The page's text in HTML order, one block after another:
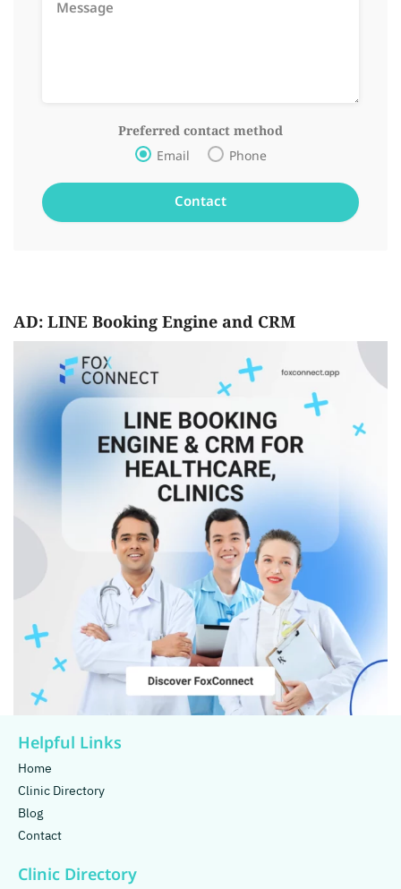
Preferred contact method
Email Phone
AD: LINE Booking Engine and CRM
Helpful Links
Home
Clinic Directory
Blog
Contact
Clinic Directory